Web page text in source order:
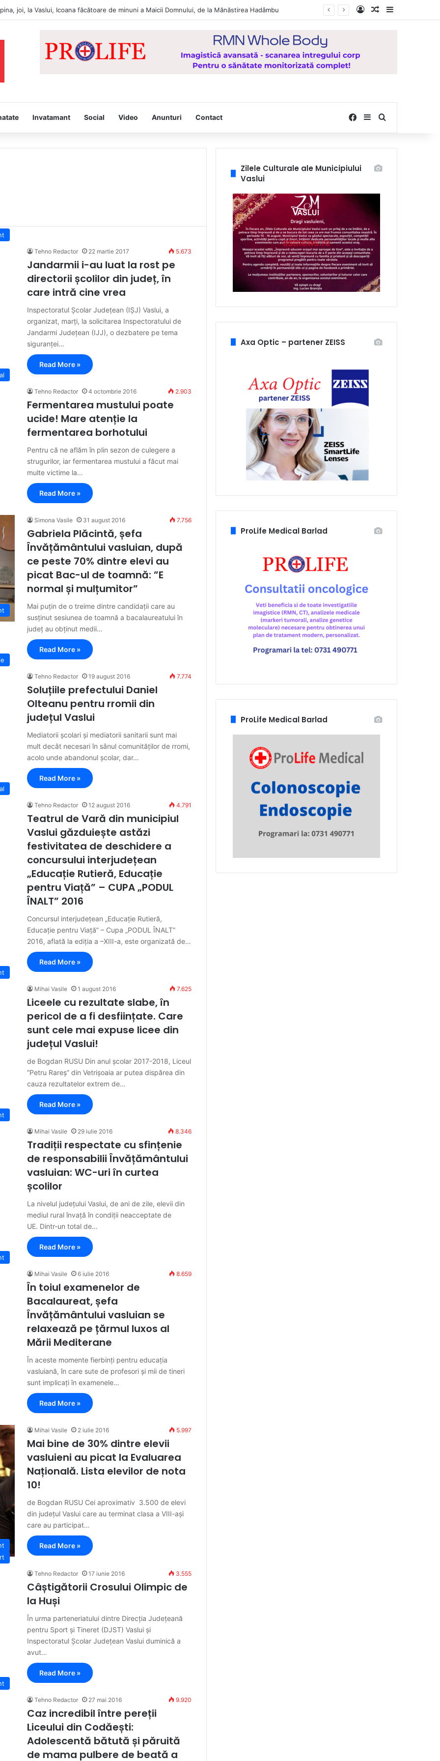
Publică Vaslui: Recomandări pentru populație pentru perioada cu temperaturi extreme Log InRandom Article
Invatamant Social Video Anunturi Contact Facebook
SidebarSearch for
Tehno Redactor 22 martie 2017 5.673
Jandarmii i-au luat la rost pe
directorii școlilor din județ, în
care intră cine vrea
Inspectoratul Școlar Județean (IȘJ) Vaslui, a
organizat, marți, la solicitarea Inspectoratului de
Jandarmi Județean (IJJ), o dezbatere pe tema
siguranței…
Read More »
Tehno Redactor 4 octombrie 2016 2.903
Fermentarea mustului poate
ucide! Mare atenție la
fermentarea borhotului
Pentru că ne aflăm în plin sezon de culegere a
strugurilor, iar fermentarea mustului a făcut mai
multe victime la…
Read More »
Simona Vasile 31 august 2016 7.756
Gabriela Plăcintă, șefa
Învățământului vasluian, după
ce peste 70% dintre elevi au
picat Bac-ul de toamnă: ”E
normal și mulțumitor”
Mai puțin de o treime dintre candidații care au
susținut sesiunea de toamnă a bacalaureatului în
județ au obținut medii…
Read More »
Tehno Redactor 19 august 2016 7.774
Soluțiile prefectului Daniel
Olteanu pentru rromii din
județul Vaslui
Mediatorii școlari și mediatorii sanitarii sunt mai
mult decât necesari în sânul comunităților de rromi,
acolo unde abandonul școlar, dar…
Read More »
Tehno Redactor 12 august 2016 4.791
Teatrul de Vară din municipiul
Vaslui găzduiește astăzi
festivitatea de deschidere a
concursului interjudețean
„Educație Rutieră, Educație
pentru Viață” – CUPA „PODUL
ÎNALT” 2016
Concursul interjudețean „Educație Rutieră,
Educație pentru Viață” – Cupa „PODUL ÎNALT”
2016, aflată la ediția a –XIII-a, este organizată de…
Read More »
Mihai Vasile 1 august 2016 7.625
Liceele cu rezultate slabe, în
pericol de a fi desființate. Care
sunt cele mai expuse licee din
județul Vaslui!
de Bogdan RUSU Din anul școlar 2017-2018, Liceul
”Petru Rareș” din Vetrișoaia ar putea dispărea din
cauza rezultatelor extrem de…
Read More »
Mihai Vasile 29 iulie 2016 8.346
Tradiții respectate cu sfințenie
de responsabilii Învățământului
vasluian: WC-uri în curtea
școlilor
La nivelul județului Vaslui, de ani de zile, elevii din
mediul rural învață în condiții neacceptate de
UE. Dintr-un total de…
Read More »
Mihai Vasile 6 iulie 2016 8.659
În toiul examenelor de
Bacalaureat, șefa
Învățământului vasluian se
relaxează pe țărmul luxos al
Mării Mediterane
În aceste momente fierbinți pentru educația
vasluiană, în care sute de profesori și mii de tineri
sunt implicați în examenele…
Read More »
Mihai Vasile 2 iulie 2016 5.997
Mai bine de 30% dintre elevii
vasluieni au picat la Evaluarea
Națională. Lista elevilor de nota
10!
de Bogdan RUSU Cei aproximativ 3.500 de elevi
din județul Vaslui care au terminat clasa a VIII-ași
care au participat…
Read More »
Tehno Redactor 17 iunie 2016 3.555
Câștigătorii Crosului Olimpic de
la Huși
În urma parteneriatului dintre Direcția Județeană
pentru Sport și Tineret (DJST) Vaslui și
Inspectoratul Școlar Județean Vaslui duminică a
avut…
Read More »
Tehno Redactor 27 mai 2016 9.920
Caz incredibil între pereții
Liceului din Codăești:
Adolescentă bătută și păruită
de mama pulbere de beată a
Zilele Culturale ale Municipiului
Vaslui
Axa Optic – partener ZEISS
ProLife Medical Barlad
ProLife Medical Barlad